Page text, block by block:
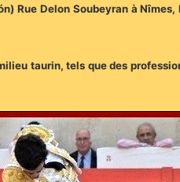
Rue Delon Soubeyran à
taurin, tels que des